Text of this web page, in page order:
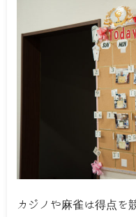
カジノや麻雀は得点を